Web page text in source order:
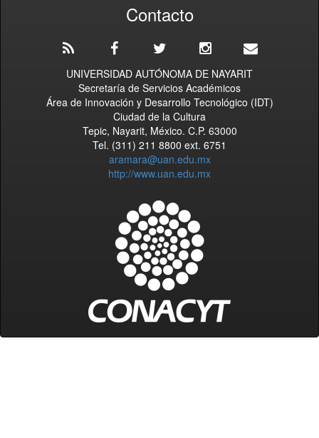
Contacto
UNIVERSIDAD AUTÓNOMA DE NAYARIT
Secretaría de Servicios Académicos
Área de Innovación y Desarrollo Tecnológico (IDT)
Ciudad de la Cultura
Tepic, Nayarit, México. C.P. 63000
Tel. (311) 211 8800 ext. 6751
aramara@uan.edu.mx
http://www.uan.edu.mx